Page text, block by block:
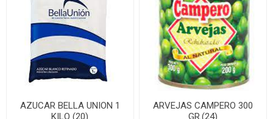
AZUCAR BELLA UNION 1
KILO (20)
ARVEJAS CAMPERO 300
GR.(24)